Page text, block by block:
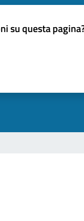
su questa